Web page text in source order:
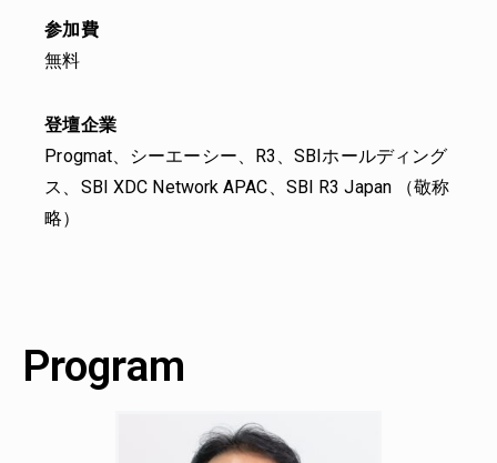
参加費
無料
登壇企業
Progmat、シーエーシー、R3、SBIホールディング
ス、SBI XDC Network APAC、 SBI R3 Japan （敬称
略）
Program